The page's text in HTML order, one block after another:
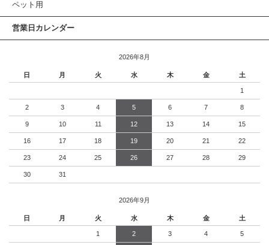
ペット用
営業日カレンダー
2026年8月
日 月 火 水 木 金 土
1
2 3 4 5 6 7 8
9 10 11 12 13 14 15
16 17 18 19 20 21 22
23 24 25 26 27 28 29
30 31
2026年9月
日 月 火 水 木 金 土
1 2 3 4 5